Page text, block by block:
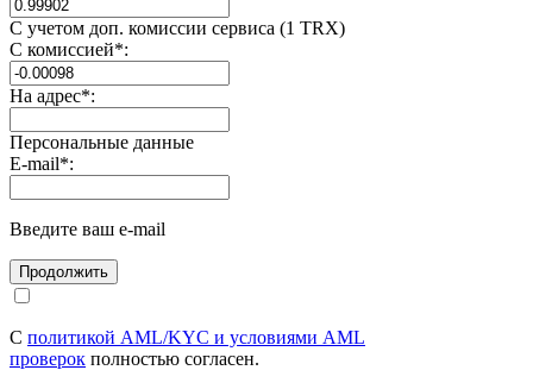
С учетом доп. комиссии сервиса (1 TRX)
С комиссией*:
На адрес*:
Персональные данные
E-mail*:
Введите ваш e-mail
С политикой AML/KYC и условиями AML
проверок полностью согласен.